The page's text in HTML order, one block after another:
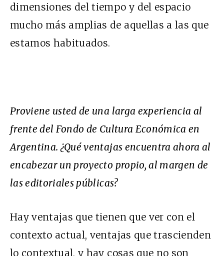
dimensiones del tiempo y del espacio
mucho más amplias de aquellas a las que
estamos habituados.
Proviene usted de una larga experiencia al
frente del Fondo de Cultura Económica en
Argentina. ¿Qué ventajas encuentra ahora al
encabezar un proyecto propio, al margen de
las editoriales públicas?
Hay ventajas que tienen que ver con el
contexto actual, ventajas que trascienden
lo contextual, y hay cosas que no son